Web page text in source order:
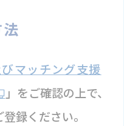
マッチング支援
」をご確認の上で、
録ください。